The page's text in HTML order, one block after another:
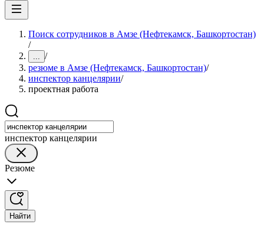
Поиск сотрудников в Амзе (Нефтекамск, Башкортостан)
/
... /
резюме в Амзе (Нефтекамск, Башкортостан)/
инспектор канцелярии/
проектная работа
инспектор канцелярии
Резюме
Найти